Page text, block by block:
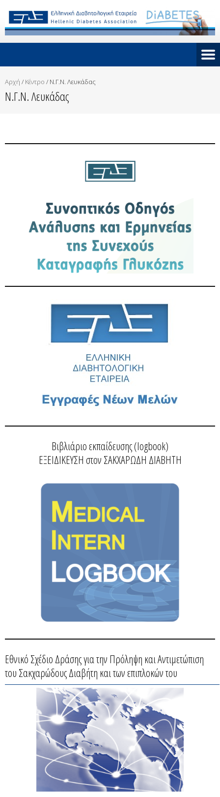
Αρχή / Κέντρο / Ν.Γ.Ν. Λευκάδας
Ν.Γ.Ν. Λευκάδας
Βιβλιάριο εκπαίδευσης (logbook)
ΕΞΕΙΔΙΚΕΥΣΗ στον ΣΑΚΧΑΡΩΔΗ ΔΙΑΒΗΤΗ
Εθνικό Σχέδιο Δράσης για την Πρόληψη και Αντιμετώπιση
του Σακχαρώδους Διαβήτη και των επιπλοκών του